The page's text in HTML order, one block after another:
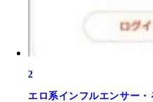
2
エロ系インフルエンサー